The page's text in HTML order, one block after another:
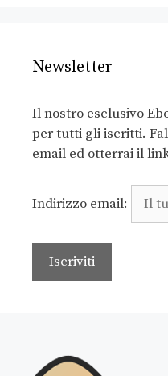
Newsletter
Il nostro esclusivo
per tutti gli iscritti.
email ed otterrai il
Indirizzo email: